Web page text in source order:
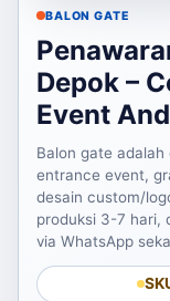
BALON GATE
Depok –
Event
Balon gate
entrance event,
desain custom/
produksi 3-7 hari,
via WhatsApp